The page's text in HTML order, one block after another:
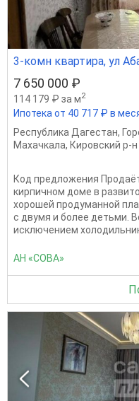
3-комн квартира, ул
7 650 000 ₽
114 179 ₽ за м2
Ипотека от 40 717 ₽ в
Республика Дагестан,
Махачкала, Кировский р-н
Код предложения
кирпичном доме в
хорошей продуманной
с двумя и более детьми.
исключением
АН «СОВА»